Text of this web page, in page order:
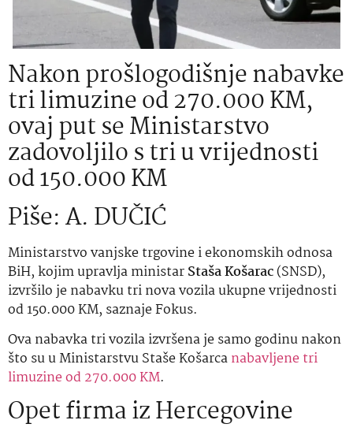
Nakon prošlogodišnje nabavke
tri limuzine od 270.000 KM,
ovaj put se Ministarstvo
zadovoljilo s tri u vrijednosti
od 150.000 KM
Piše: A. DUČIĆ
Ministarstvo vanjske trgovine i ekonomskih odnosa
BiH, kojim upravlja ministarStaša Košarac(SNSD),
izvršilo je nabavku tri nova vozila ukupne vrijednosti
od 150.000 KM, saznaje Fokus.
Ova nabavka tri vozila izvršena je samo godinu nakon
što su u Ministarstvu Staše Košarcanabavljene tri
limuzine od 270.000 KM.
Opet firma iz Hercegovine